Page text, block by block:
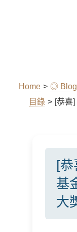
Home > ◎ Blog
目錄 > [恭喜
[恭
基
大